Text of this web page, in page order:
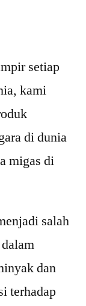
setiap
kami
di dunia
migas di
salah
dan
terhadap